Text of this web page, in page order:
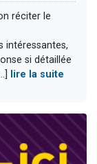
réciter le
intéressantes,
si détaillée
lire la suite